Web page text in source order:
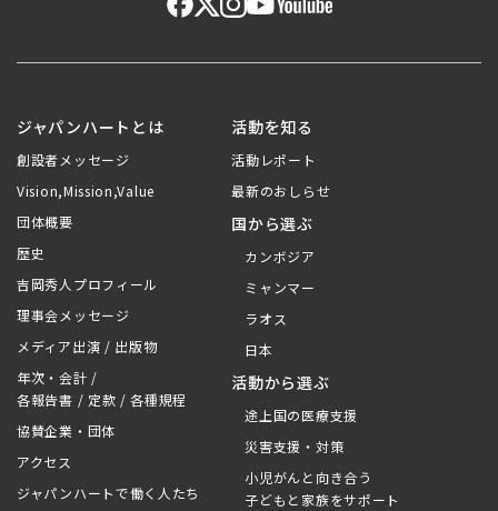
ジャパンハートとは
創設者メッセージ
Vision,Mission,Value
団体概要
歴史
吉岡秀人プロフィール
理事会メッセージ
メディア出演 / 出版物
年次・会計 /
各報告書 / 定款 / 各種規程
協賛企業・団体
アクセス
ジャパンハートで働く人たち
活動を知る
活動レポート
最新のおしらせ
国から選ぶ
カンボジア
ミャンマー
ラオス
日本
活動から選ぶ
途上国の医療支援
災害支援・対策
小児がんと向き合う
子どもと家族をサポート